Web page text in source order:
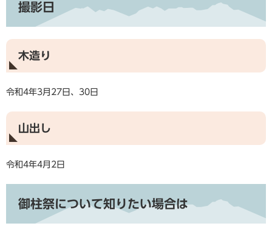
撮影日
木造り
令和4年3月27日、30日
山出し
令和4年4月2日
御柱祭について知りたい場合は